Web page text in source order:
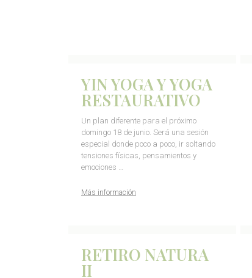
YIN YOGA Y YOGA
RESTAURATIVO
Un plan diferente para el próximo
domingo 18 de junio. Será una sesión
especial donde poco a poco, ir soltando
tensiones físicas, pensamientos y
emociones …
Más información
RETIRO NATURA
II